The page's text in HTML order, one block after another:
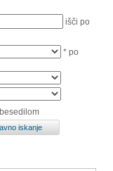
išči po
* po